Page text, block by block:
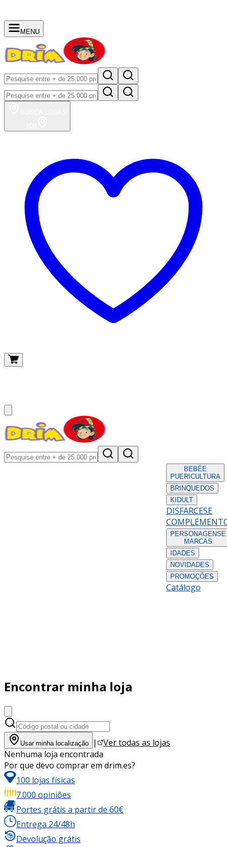
MENU
BEBÉE
PUERICULTURA
BRINQUEDOS
KIDULT
DISFARCESE
PERSONAGENS E
MARCAS
IDADES
NOVIDADES
PROMOÇÕES
Catálogo
Encontrar minha loja
Usar minha localização |
Ver todas as lojas
Nenhuma loja encontrada
Por que devo comprar em drim.es?
100 lojas físicas
7.000 opiniões
Portes grátis a partir de 60€
Entrega 24/48h
Devolução grátis